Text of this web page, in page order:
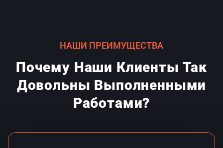
НАШИ ПРЕИМУЩЕСТВА
Почему Наши Клиенты Так
Довольны Выполненными
Работами?